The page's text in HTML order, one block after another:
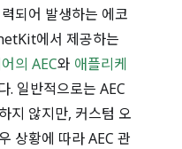
되어 발생하는 에코
에서 제공하는
의 AEC와 애플리케
. 일반적으로는 AEC
지 않지만, 커스텀 오
상황에 따라 AEC 관